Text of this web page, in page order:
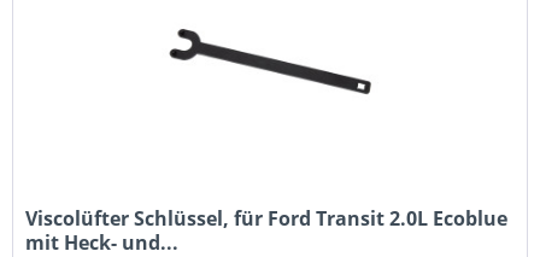
Viscolüfter Schlüssel, für Ford Transit 2.0L Ecoblue
mit Heck- und...